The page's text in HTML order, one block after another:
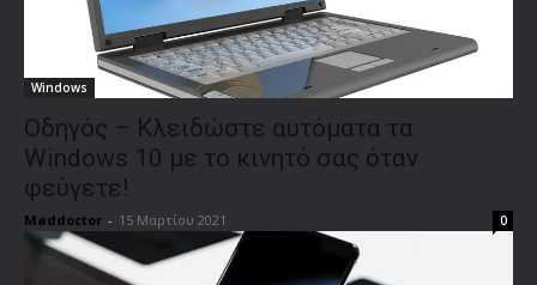
Windows
Οδηγός – Κλειδώστε αυτόματα τα
Windows 10 με το κινητό σας όταν
φεύγετε!
Maddoctor - 15 Μαρτίου 2021 0